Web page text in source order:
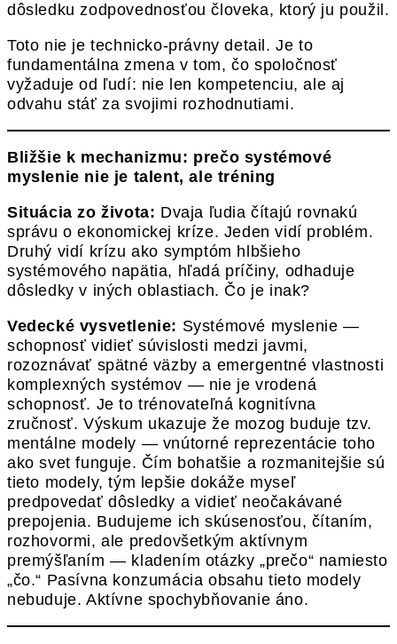
dôsledku zodpovednosťou človeka, ktorý ju použil.
Toto nie je technicko-právny detail. Je to
fundamentálna zmena v tom, čo spoločnosť
vyžaduje od ľudí: nie len kompetenciu, ale aj
odvahu stáť za svojimi rozhodnutiami.
Bližšie k mechanizmu: prečo systémové
myslenie nie je talent, ale tréning
Situácia zo života: Dvaja ľudia čítajú rovnakú
správu o ekonomickej kríze. Jeden vidí problém.
Druhý vidí krízu ako symptóm hlbšieho
systémového napätia, hľadá príčiny, odhaduje
dôsledky v iných oblastiach. Čo je inak?
Vedecké vysvetlenie: Systémové myslenie —
schopnosť vidieť súvislosti medzi javmi,
rozoznávať spätné väzby a emergentné vlastnosti
komplexných systémov — nie je vrodená
schopnosť. Je to trénovateľná kognitívna
zručnosť. Výskum ukazuje že mozog buduje tzv.
mentálne modely — vnútorné reprezentácie toho
ako svet funguje. Čím bohatšie a rozmanitejšie sú
tieto modely, tým lepšie dokáže myseľ
predpovedať dôsledky a vidieť neočakávané
prepojenia. Budujeme ich skúsenosťou, čítaním,
rozhovormi, ale predovšetkým aktívnym
premýšľaním — kladením otázky „prečo“ namiesto
„čo.“ Pasívna konzumácia obsahu tieto modely
nebuduje. Aktívne spochybňovanie áno.